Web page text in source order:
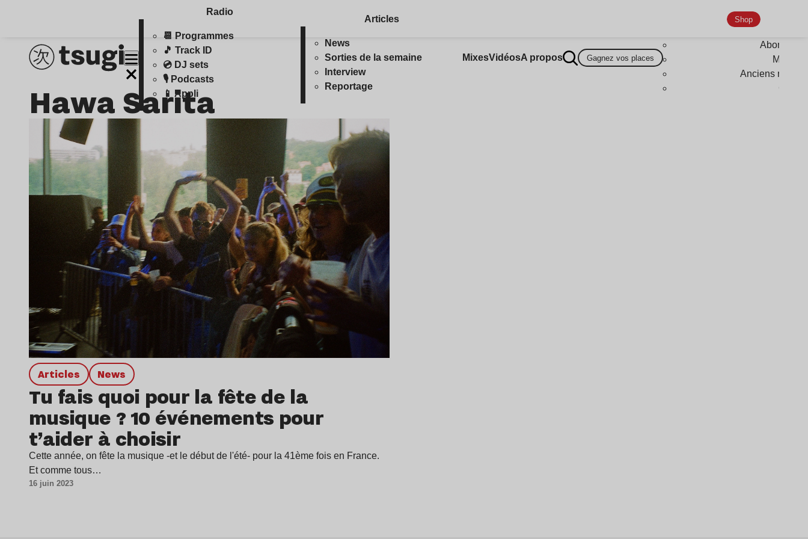
Radio
📆 Programmes
🎵 Track ID
💿 DJ sets
🎙️ Podcasts
📱 Appli
Articles
News
Sorties de la semaine
Interview
Reportage
MixesVidéosA propos Gagnez vos places
Shop
Anciens
Hawa Sarita
Articles news
Tu fais quoi pour la fête de la
musique ? 10 événements pour
t’aider à choisir
Cette année, on fête la musique -et le début de l'été- pour la 41ème fois en France.
Et comme tous…
16 juin 2023